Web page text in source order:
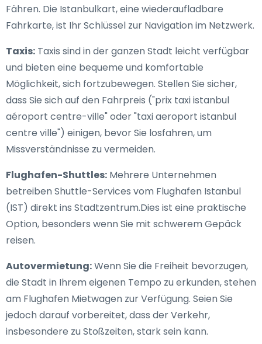
Fähren. Die Istanbulkart, eine wiederaufladbare
Fahrkarte, ist Ihr Schlüssel zur Navigation im Netzwerk.
Taxis: Taxis sind in der ganzen Stadt leicht verfügbar
und bieten eine bequeme und komfortable
Möglichkeit, sich fortzubewegen. Stellen Sie sicher,
dass Sie sich auf den Fahrpreis ("prix taxi istanbul
aéroport centre-ville" oder "taxi aeroport istanbul
centre ville") einigen, bevor Sie losfahren, um
Missverständnisse zu vermeiden.
Flughafen-Shuttles: Mehrere Unternehmen
betreiben Shuttle-Services vom Flughafen Istanbul
(IST) direkt ins Stadtzentrum.Dies ist eine praktische
Option, besonders wenn Sie mit schwerem Gepäck
reisen.
Autovermietung:Wenn Sie die Freiheit bevorzugen,
die Stadt in Ihrem eigenen Tempo zu erkunden, stehen
am Flughafen Mietwagen zur Verfügung. Seien Sie
jedoch darauf vorbereitet, dass der Verkehr,
insbesondere zu Stoßzeiten, stark sein kann.